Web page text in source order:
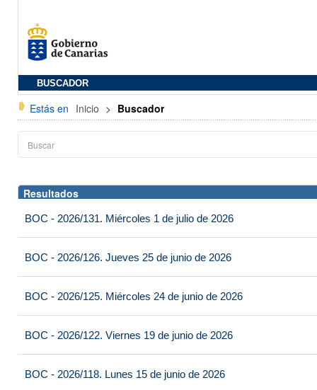
BUSCADOR
Estás en Inicio > Buscador
Resultados
BOC - 2026/131. Miércoles 1 de julio de 2026
BOC - 2026/126. Jueves 25 de junio de 2026
BOC - 2026/125. Miércoles 24 de junio de 2026
BOC - 2026/122. Viernes 19 de junio de 2026
BOC - 2026/118. Lunes 15 de junio de 2026